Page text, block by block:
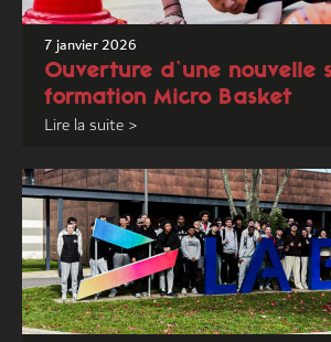
7 janvier 2026
Ouverture d’une nouvelle
formation Micro Basket
Lire la suite >